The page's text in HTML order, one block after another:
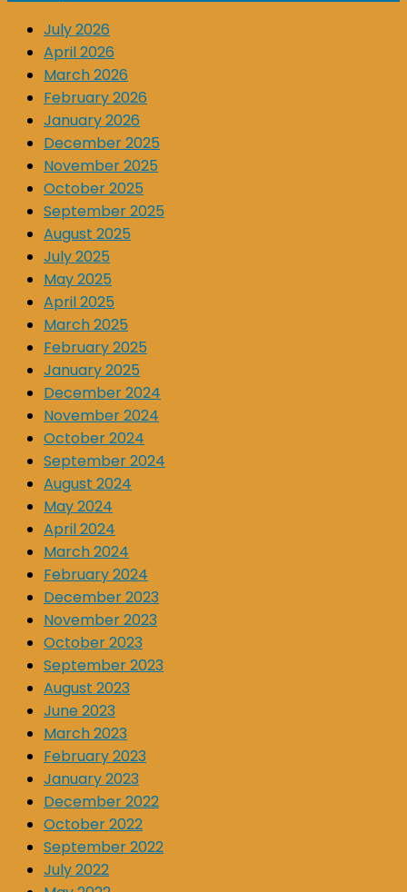
July 2026
April 2026
March 2026
February 2026
January 2026
December 2025
November 2025
October 2025
September 2025
August 2025
July 2025
May 2025
April 2025
March 2025
February 2025
January 2025
December 2024
November 2024
October 2024
September 2024
August 2024
May 2024
April 2024
March 2024
February 2024
December 2023
November 2023
October 2023
September 2023
August 2023
June 2023
March 2023
February 2023
January 2023
December 2022
October 2022
September 2022
July 2022